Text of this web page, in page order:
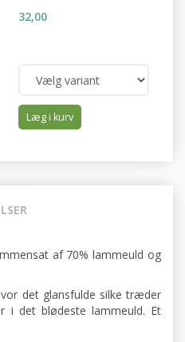
32,00
Læg i kurv
af 70% lammeuld og
det glansfulde silke træder
i det blødeste lammeuld. Et